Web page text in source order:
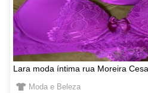
Lara moda íntima rua Moreira Cesa
Moda e Beleza